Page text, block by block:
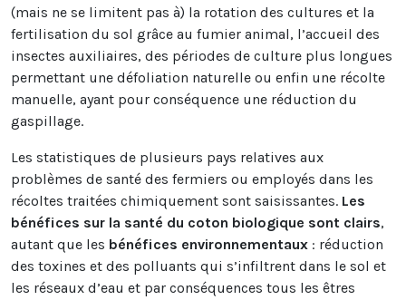
(mais ne se limitent pas à) la rotation des cultures et la
fertilisation du sol grâce au fumier animal, l’accueil des
insectes auxiliaires, des périodes de culture plus longues
permettant une défoliation naturelle ou enfin une récolte
manuelle, ayant pour conséquence une réduction du
gaspillage.
Les statistiques de plusieurs pays relatives aux
problèmes de santé des fermiers ou employés dans les
récoltes traitées chimiquement sont saisissantes. Les
bénéfices sur la santé du coton biologique sont clairs,
autant que les bénéfices environnementaux : réduction
des toxines et des polluants qui s’infiltrent dans le sol et
les réseaux d’eau et par conséquences tous les êtres